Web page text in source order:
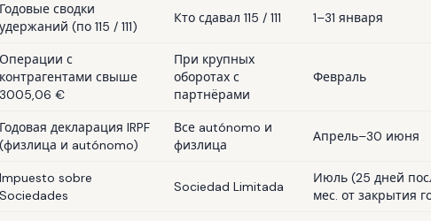
Годовые сводки
удержаний (по 115 / 111)
Кто сдавал 115 / 111 1–31 января
Операции с
контрагентами свыше
3005,06 €
При крупных
оборотах с
партнёрами
Февраль
Годовая декларация IRPF
(физлица и autónomo)
Все autónomo и
физлица
Апрель–30 июня
Impuesto sobre
Sociedades
Sociedad Limitada
Июль (25 дней
мес. от закрытия